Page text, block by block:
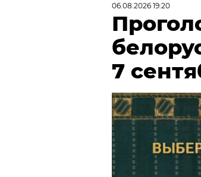
06.08.2026 19:20
7